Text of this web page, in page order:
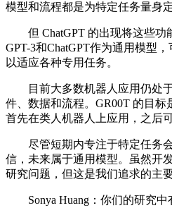
模型和流程都是为特定任务量身
但 ChatGPT 的出现将这些功
GPT-3和ChatGPT作为通用模型
以适应各种专用任务。
目前大多数机器人应用仍处于
件、数据和流程。GR00T 的目标
首先在类人机器人上应用，之后
尽管短期内专注于特定任务会
信，未来属于通用模型。虽然开
研究问题，但这是我们追求的主要
Sonya Huang：你们的研究中